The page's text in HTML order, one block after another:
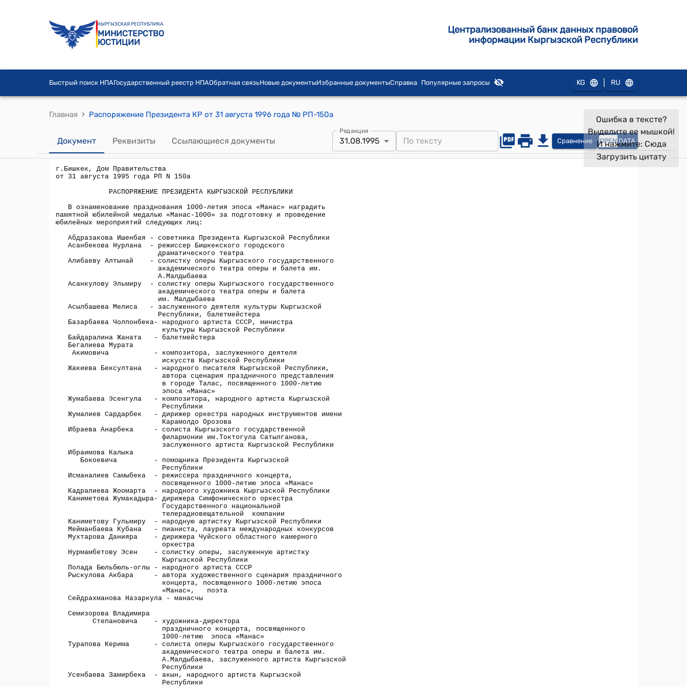
КЫРГЫЗСКАЯ РЕСПУБЛИКА
МИНИСТЕРСТВО
ЮСТИЦИИ
Централизованный банк данных правовой
информации Кыргызской Республики
Быстрый поиск НПАГосударственный реестр НПАОбратная связьНовые документыИзбранные документыСправка Популярные запросы KG RU
Главная › Распоряжение Президента КР от 31 августа 1996 года № РП-150а
Документ Реквизиты Ссылающиеся документы
Редакция
31.08.1995 Сравнение OPEN DATA
Ошибка в тексте?
Выделите ее мышкой!
И нажмите: Сюда
Загрузить цитату